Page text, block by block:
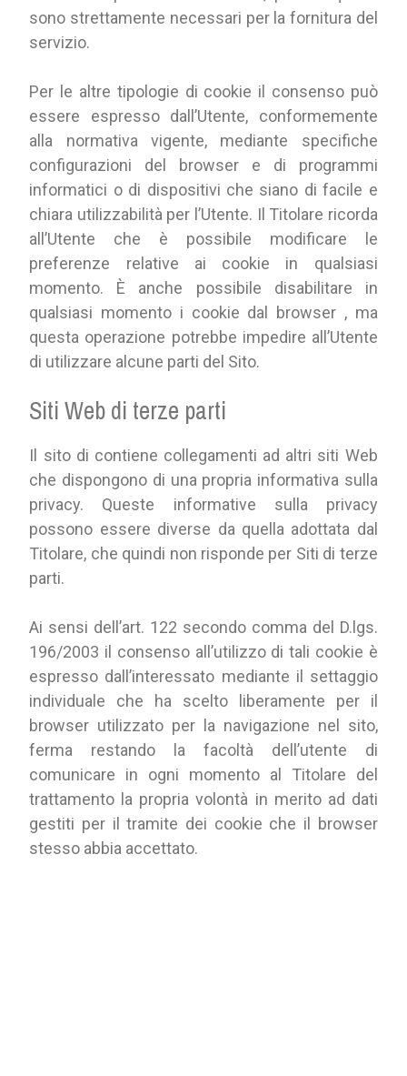
sono strettamente necessari per la fornitura del
servizio.
Per le altre tipologie di cookie il consenso può
essere espresso dall’Utente, conformemente
alla normativa vigente, mediante specifiche
configurazioni del browser e di programmi
informatici o di dispositivi che siano di facile e
chiara utilizzabilità per l’Utente. Il Titolare ricorda
all’Utente che è possibile modificare le
preferenze relative ai cookie in qualsiasi
momento. È anche possibile disabilitare in
qualsiasi momento i cookie dal browser , ma
questa operazione potrebbe impedire all’Utente
di utilizzare alcune parti del Sito.
Siti Web di terze parti
Il sito di contiene collegamenti ad altri siti Web
che dispongono di una propria informativa sulla
privacy. Queste informative sulla privacy
possono essere diverse da quella adottata dal
Titolare, che quindi non risponde per Siti di terze
parti.
Ai sensi dell’art. 122 secondo comma del D.lgs.
196/2003 il consenso all’utilizzo di tali cookie è
espresso dall’interessato mediante il settaggio
individuale che ha scelto liberamente per il
browser utilizzato per la navigazione nel sito,
ferma restando la facoltà dell’utente di
comunicare in ogni momento al Titolare del
trattamento la propria volontà in merito ad dati
gestiti per il tramite dei cookie che il browser
stesso abbia accettato.